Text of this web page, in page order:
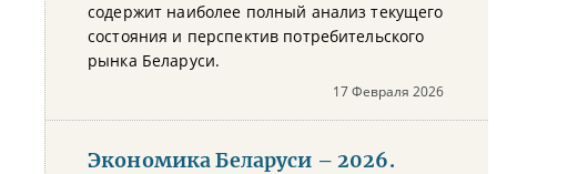
содержит наиболее полный анализ текущего
состояния и перспектив потребительского
рынка Беларуси.
17 Февраля 2026
Экономика Беларуси – 2026.